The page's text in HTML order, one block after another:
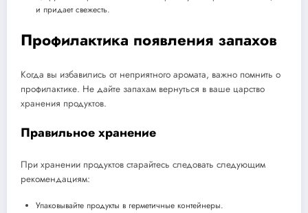
и придает свежесть.
Профилактика появления запахов
Когда вы избавились от неприятного аромата, важно помнить о
профилактике. Не дайте запахам вернуться в ваше царство
хранения продуктов.
Правильное хранение
При хранении продуктов старайтесь следовать следующим
рекомендациям:
Упаковывайте продукты в герметичные контейнеры.